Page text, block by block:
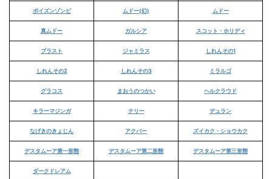
ポイズンゾンビ ムドー(幻) ムドー
真ムドー ガルシア スコット・ホリディ
ブラスト ジャミラス しれんその1
しれんその2 しれんその3 ミラルゴ
グラコス まおうのつかい ヘルクラウド
キラーマジンガ テリー デュラン
なげきのきょじん アクバー ズイカク・ショウカク
デスタムーア第一形態 デスタムーア第二形態 デスタムーア第三形態
ダークドレアム